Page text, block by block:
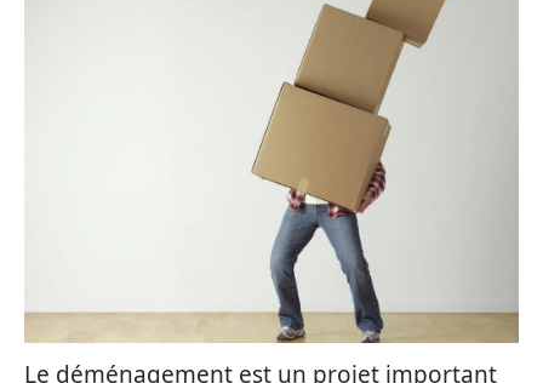
Le déménagement est un projet important